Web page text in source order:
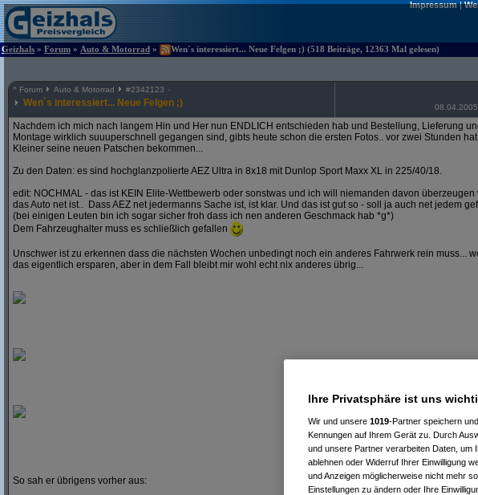
Impressum|
Geizhals » Forum » Auto & Motorrad » Wen´s interessiert... Neue Felgen ;) (518 Beiträge, 12363 Mal gelesen)
^ Forum Auto & Motorrad #2342123
Wen´s interessiert... Neue Felgen ;)
Nachdem ich mich nach langem Hin und Her nun ENDLICH entschieden hab und Bestellung, Lieferung
Montage wirklich suuuperschnell gegangen sind, gibts heute schon die ersten Fotos.. vor zwei Stunden
Kleiner seine neuen Patschen bekommen...
Zu den Daten: es sind hochglanzpolierte AEZ Ultra in 8x18 mit Dunlop Sport Maxx XL in 225/40/18.
edit: NOCHMAL - das ist KEIN Elite-Wettbewerb oder sonstwas und ich will niemanden davon überzeugen
das Auto net ist.. Dass AEZ net jedermanns Sache ist, ist klar. Und das ist gut so - soll ja auch net jedem
(bei einigen Leuten bin ich sogar sicher froh dass ich nen anderen Geschmack hab *g*)
Dem Fahrzeughalter muss es schließlich gefallen
Unschwer ist zu erkennen dass die nächsten Wochen unbedingt noch ein anderes Fahrwerk rein muss...
das eigentlich ersparen, aber in dem Fall bleibt mir wohl echt nix anderes übrig...
So sah er übrigens vorher aus:
Ihre Privatsphäre ist uns
Wir und unsere 1019-Partner speichern
Kennungen auf Ihrem Gerät zu. Durch
und unsere Partner verarbeiten Daten, um
ablehnen oder Widerruf Ihrer Einwilligung
und Anzeigen möglicherweise nicht mehr
Einstellungen zu ändern oder Ihre